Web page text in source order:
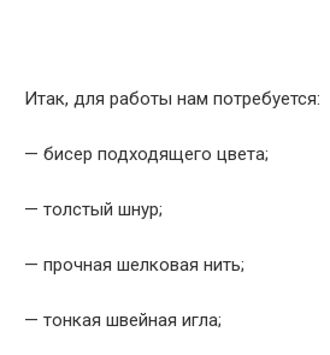
Итак, для работы нам потребуется:
— бисер подходящего цвета;
— толстый шнур;
— прочная шелковая нить;
— тонкая швейная игла;